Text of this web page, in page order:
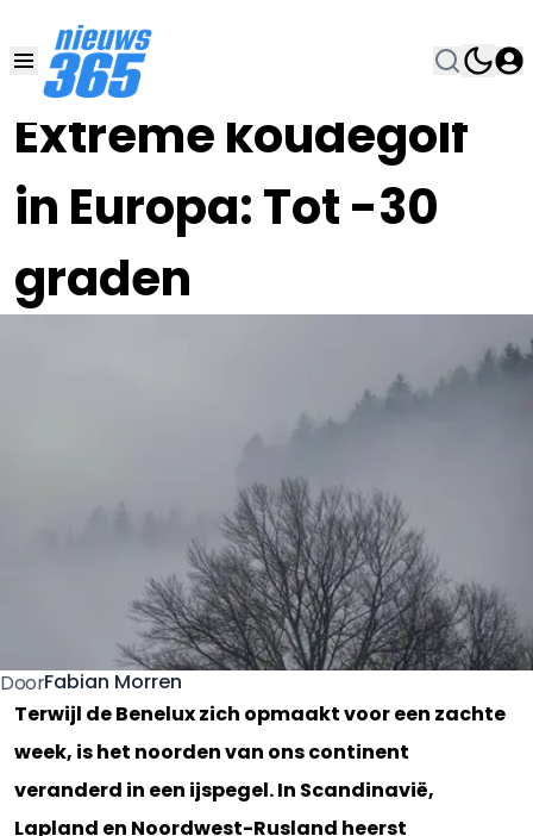
Extreme koudegolf
in Europa: Tot -30
graden
31 JAN , 12:00•
DoorFabian Morren
Terwijl de Benelux zich opmaakt voor een zachte
week, is het noorden van ons continent
veranderd in een ijspegel. In Scandinavië,
Lapland en Noordwest-Rusland heerst